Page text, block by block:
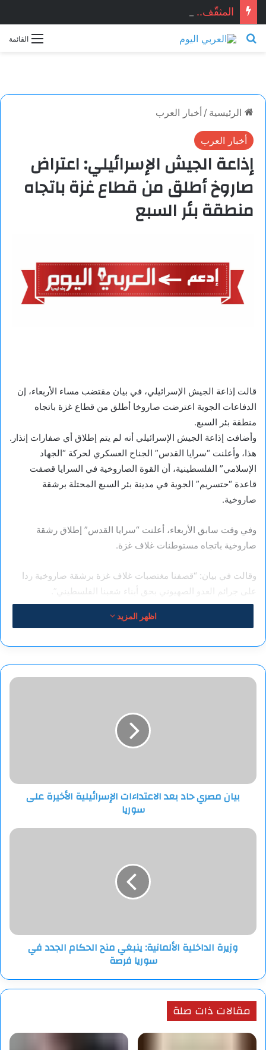
المثقّف.. قصيدة للشاعر السوري: ماجد الراوي
القائمة بحث عن
الرئيسية / أخبار العرب
أخبار العرب
إذاعة الجيش الإسرائيلي: اعتراض
صاروخ أطلق من قطاع غزة باتجاه
منطقة بئر السبع
قالت إذاعة الجيش الإسرائيلي، في بيان مقتضب مساء الأربعاء، إن
الدفاعات الجوية اعترضت صاروخا أطلق من قطاع غزة باتجاه
منطقة بئر السبع.
وأضافت إذاعة الجيش الإسرائيلي أنه لم يتم إطلاق أي صفارات إنذار.
هذا، وأعلنت “سرايا القدس” الجناح العسكري لحركة “الجهاد
الإسلامي” الفلسطينية، أن القوة الصاروخية في السرايا قصفت
قاعدة “حتسريم” الجوية في مدينة بئر السبع المحتلة برشقة
صاروخية.
وفي وقت سابق الأربعاء، أعلنت “سرايا القدس” إطلاق رشقة
صاروخية باتجاه مستوطنات غلاف غزة.
وقالت في بيان: “قصفنا مغتصبات غلاف غزة برشقة صاروخية ردا
على جرائم العدو الصهيوني بحق أبناء شعبنا الفلسطيني”.
من جهته، أفاد الناطق بلسان الجيش الإسرائيلي بأنه “تم رصد
وذكر أن سلاح الجو الإسرائيلي تمكن من اعتراض صاروخ واحد فيما
سقط الصاروخ الثاني في منطقة زميريت.
اظهر المزيد
بيان
سوريا
بيان مصري حاد بعد الاعتداءات الإسرائيلية الأخيرة على
سوريا
وزيرة
سوريا
فرصةوزيرة الداخلية الألمانية: ينبغي منح الحكام الجدد في
سوريا فرصة
مقالات ذات صلة